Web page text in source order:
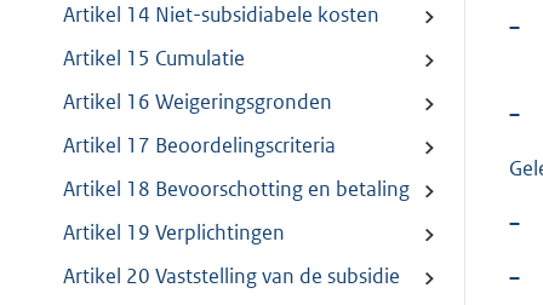
Artikel 14 Niet-subsidiabele kosten
Artikel 15 Cumulatie
Artikel 16 Weigeringsgronden
Artikel 17 Beoordelingscriteria
Artikel 18 Bevoorschotting en betaling
Artikel 19 Verplichtingen
Artikel 20 Vaststelling van de subsidie
–
–
–
–